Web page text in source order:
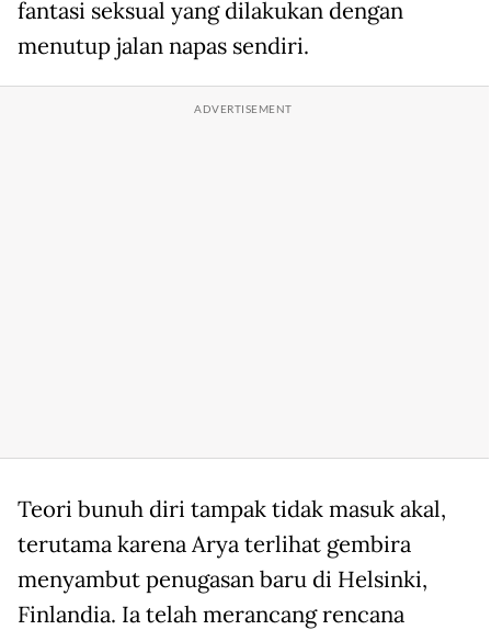
fantasi seksual yang dilakukan dengan
menutup jalan napas sendiri.
Teori bunuh diri tampak tidak masuk akal,
terutama karena Arya terlihat gembira
menyambut penugasan baru di Helsinki,
Finlandia. Ia telah merancang rencana